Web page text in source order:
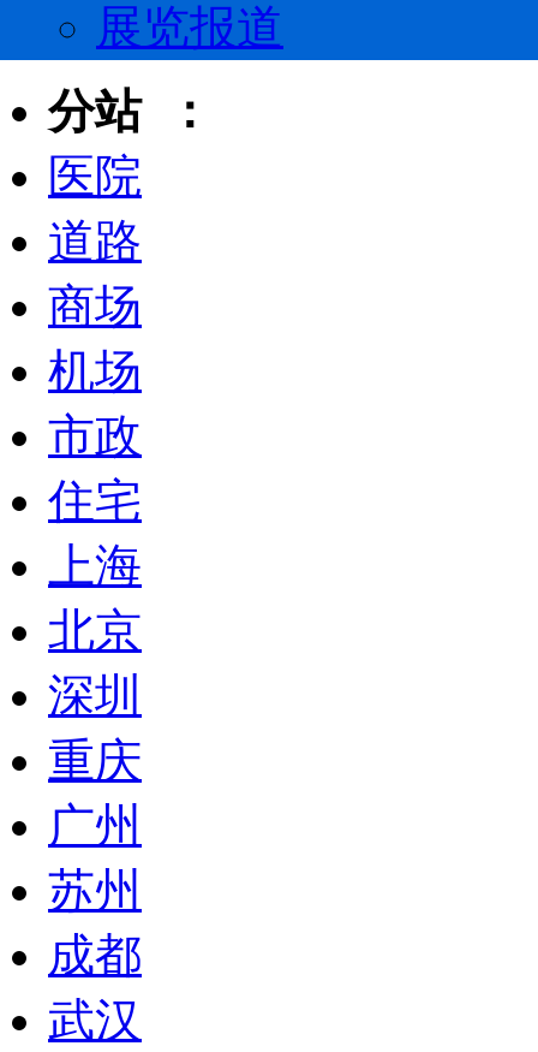
展览报道
分站 ：
医院
道路
商场
机场
市政
住宅
上海
北京
深圳
重庆
广州
苏州
成都
武汉